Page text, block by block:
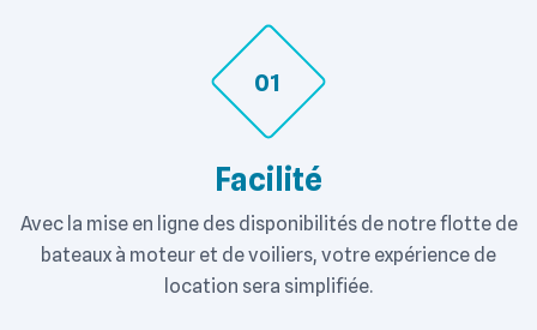
01
Facilité
Avec la mise en ligne des disponibilités de notre flotte de
bateaux à moteur et de voiliers, votre expérience de
location sera simplifiée.